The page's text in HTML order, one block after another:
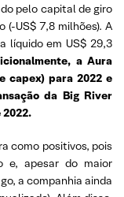
pelo capital de giro
(-US$ 7,8 milhões). A
líquido em US$ 29,3
a Aura
capex) para 2022 e
da Big River
como positivos, pois
e, apesar do maior
a companhia ainda